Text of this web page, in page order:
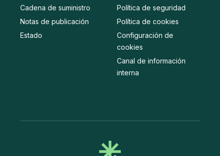
Cadena de suministro
Notas de publicación
Estado
Política de seguridad
Política de cookies
Configuración de
cookies
Canal de información
interna